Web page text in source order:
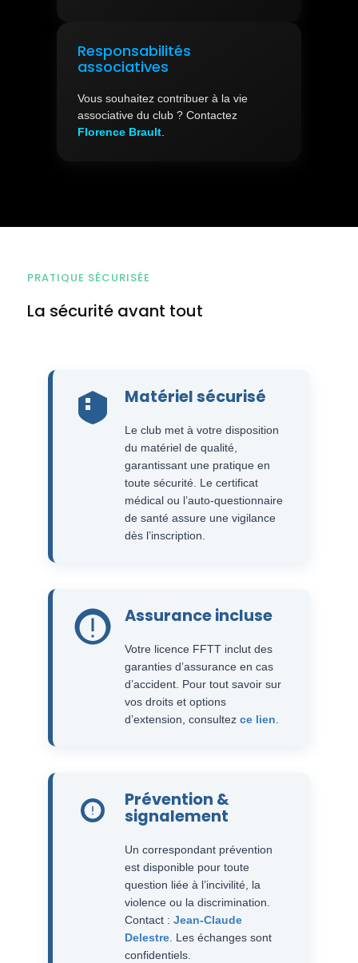
Responsabilités
associatives
Vous souhaitez contribuer à la vie
associative du club ? Contactez
Florence Brault.
PRATIQUE SÉCURISÉE
La sécurité avant tout
Matériel sécurisé
Le club met à votre disposition
du matériel de qualité,
garantissant une pratique en
toute sécurité. Le certificat
médical ou l’auto-questionnaire
de santé assure une vigilance
dès l’inscription.
Assurance incluse
Votre licence FFTT inclut des
garanties d’assurance en cas
d’accident. Pour tout savoir sur
vos droits et options
d’extension, consultezce lien
Prévention &
signalement
Un correspondant prévention
est disponible pour toute
question liée à l’incivilité, la
violence ou la discrimination.
Contact :Jean-Claude
Delestre . Les échanges sont
confidentiels.